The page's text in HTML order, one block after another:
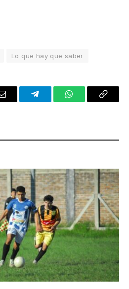
Lo que hay que saber
Email TelegramWhatsAppCopy